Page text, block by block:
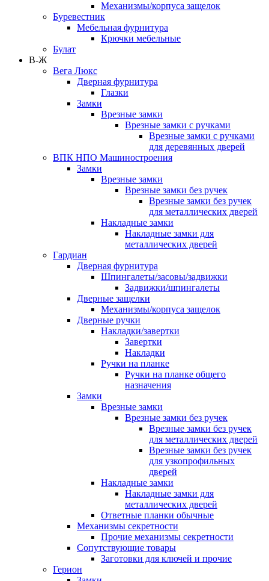
Механизмы/корпуса защелок
Буревестник
Мебельная фурнитура
Крючки мебельные
Булат
В-Ж
Вега Люкс
Дверная фурнитура
Глазки
Замки
Врезные замки
Врезные замки с ручками
Врезные замки с ручками
для деревянных дверей
ВПК НПО Машиностроения
Замки
Врезные замки
Врезные замки без ручек
Врезные замки без ручек
для металлических дверей
Накладные замки
Накладные замки для
металлических дверей
Гардиан
Дверная фурнитура
Шпингалеты/засовы/задвижки
Задвижки/шпингалеты
Дверные защелки
Механизмы/корпуса защелок
Дверные ручки
Накладки/завертки
Завертки
Накладки
Ручки на планке
Ручки на планке общего
назначения
Замки
Врезные замки
Врезные замки без ручек
Врезные замки без ручек
для металлических дверей
Врезные замки без ручек
для узкопрофильных
дверей
Накладные замки
Накладные замки для
металлических дверей
Ответные планки обычные
Механизмы секретности
Прочие механизмы секретности
Сопутствующие товары
Заготовки для ключей и прочие
Герион